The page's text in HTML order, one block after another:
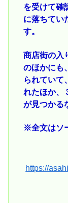
を受けて確
に落ちてい
す。
商店街の入
のほかにも
られていて
れたほか、
が見つかる
※全文はソ
https://